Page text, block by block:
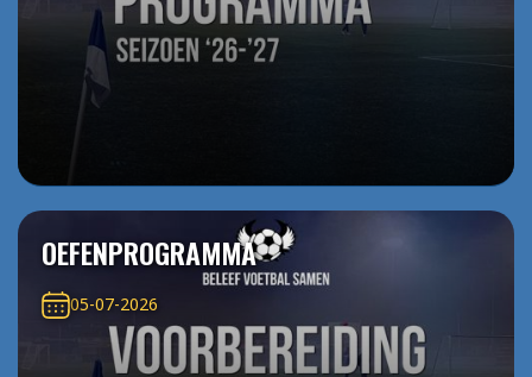
OEFENPROGRAMMA
05-07-2026